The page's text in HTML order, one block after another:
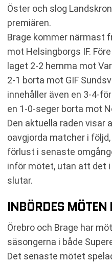
Öster och slog
premiären.
Brage kommer närmast
mot Helsingborgs IF.
laget 2-2 hemma mot
2-1 borta mot GIF
innehåller även en 3-4-
en 1-0-seger borta mot
Den aktuella raden visar
oavgjorda matcher i
förlust i senaste
inför mötet, utan att det
slutar.
INBÖRDES MÖTEN
Örebro och Brage har
säsongerna i både
Det senaste mötet